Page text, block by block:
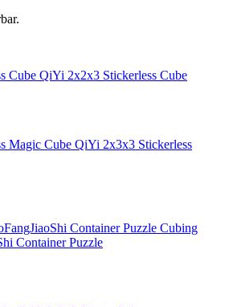
QiYi 2x2x3 Stickerless Cube
QiYi 2x3x3 Stickerless
Cubing
Container Puzzle